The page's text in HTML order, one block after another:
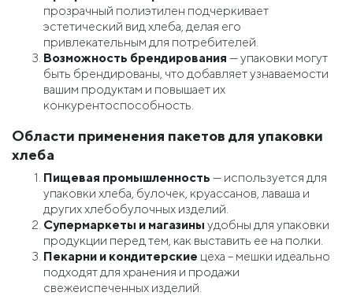
прозрачный полиэтилен подчеркивает
эстетический вид хлеба, делая его
привлекательным для потребителей.
Возможность брендирования — упаковки могут
быть брендированы, что добавляет узнаваемости
вашим продуктам и повышает их
конкурентоспособность.
Области применения пакетов для упаковки
хлеба
Пищевая промышленность — используется для
упаковки хлеба, булочек, круассанов, лаваша и
других хлебобулочных изделий.
Супермаркеты и магазины удобны для упаковки
продукции перед тем, как выставить ее на полки.
Пекарни и кондитерские цеха – мешки идеально
подходят для хранения и продажи
свежеиспеченных изделий.